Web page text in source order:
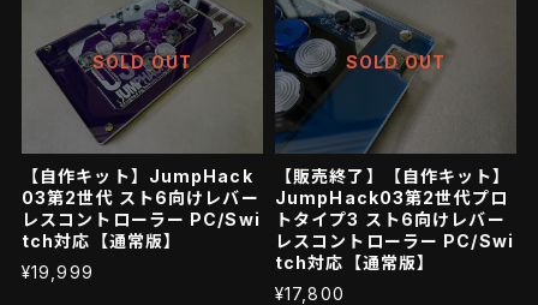
SOLD OUT
【自作キット】JumpHack
03第2世代 スト6向けレバー
レスコントローラー PC/Swi
tch対応【通常版】
¥19,999
SOLD OUT
【販売終了】【自作キット】
JumpHack03第2世代プロ
トタイプ3 スト6向けレバー
レスコントローラー PC/Swi
tch対応【通常版】
¥17,800